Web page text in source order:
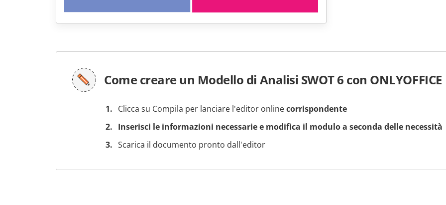
Come creare un Modello di Analisi SWOT 6 con ONLYOFFICE
Clicca su Compila per lanciare l'editor onlinecorrispondente
Inserisci le informazioni necessarie e modifica il modulo a seconda delle necessità
Scarica il documento pronto dall'editor